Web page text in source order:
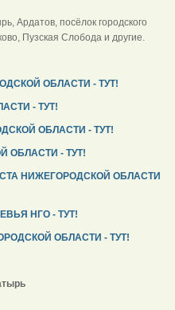
Ардатов, посёлок городского
Пузская Слобода и другие.
ОБЛАСТИ - ТУТ!
- ТУТ!
ОБЛАСТИ - ТУТ!
ОБЛАСТИ - ТУТ!
НИЖЕГОРОДСКОЙ ОБЛАСТИ
НГО - ТУТ!
ОБЛАСТИ - ТУТ!